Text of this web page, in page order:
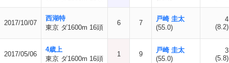
2017/10/07
西湖特
東京 ダ1600m 16頭
6 7
戸崎 圭太
(55.0)
4
(8.2)
2017/05/06
4歳上
東京 ダ1600m 16頭
1 9
戸崎 圭太
(55.0)
3
(5.8)